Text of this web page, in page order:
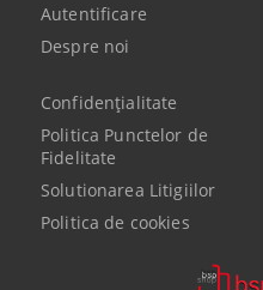
Autentificare
Despre noi
Confidenţialitate
Politica Punctelor de
Fidelitate
Solutionarea Litigiilor
Politica de cookies